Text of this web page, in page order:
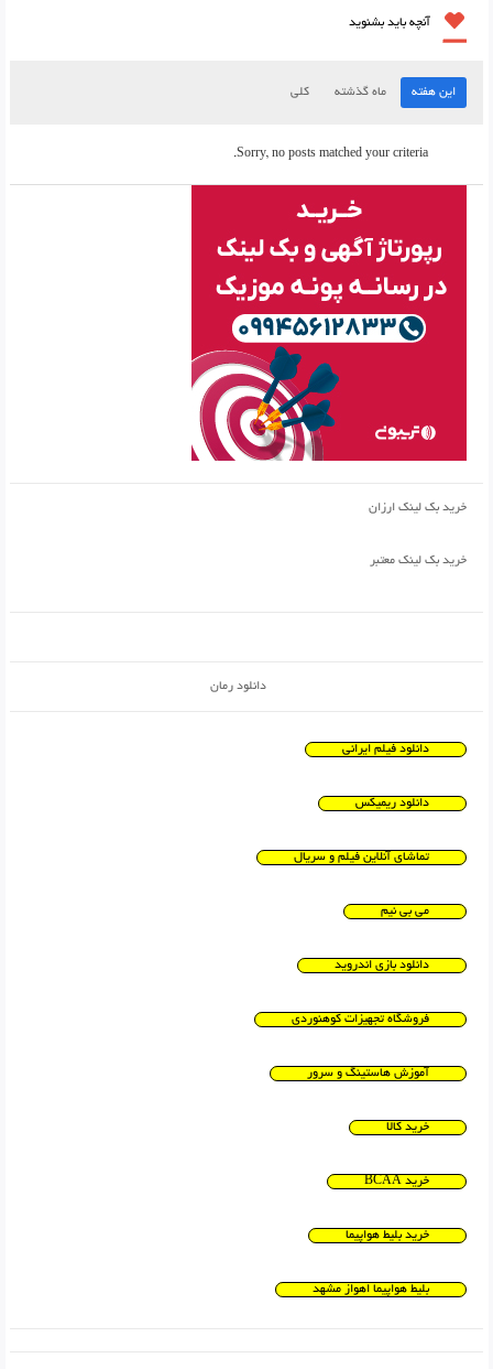
آنچه باید بشنوید
این هفته ماه گذشته کلی
Sorry, no posts matched your criteria.
خرید بک لینک ارزان
خرید بک لینک معتبر
دانلود رمان
دانلود فیلم ایرانی
دانلود ریمیکس
تماشای آنلاین فیلم و سریال
می بی نیم
دانلود بازی اندروید
فروشگاه تجهیزات کوهنوردی
آموزش هاستینگ و سرور
خرید کالا
خرید BCAA
خرید بلیط هواپیما
بلیط هواپیما اهواز مشهد